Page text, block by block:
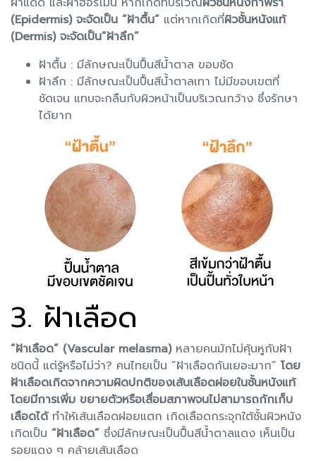
(Epidermis) จะจัดเป็น “ฝ้าตื้น” แต่หากเกิดที่ผิวชั้นหนังแท้
(Dermis) จะจัดเป็น“ฝ้าลึก”
ฝ้าตื้น : มีลักษณะเป็นปื้นสีน้ำตาล ขอบชัด
ฝ้าลึก : มีลักษณะเป็นปื้นสีน้ำตาลเทา ไม่มีขอบเขตที่
ชัดเจน แทบจะกลืนกับผิวหน้าเป็นบริเวณกว้าง ซึ่งรักษา
ได้ยาก
3. ฝ้าเลือด
“ฝ้าเลือด” (Vascular melasma)หลายคนมักไม่คุ้นหูกับฝ้า
ชนิดนี้ แต่รู้หรือไม่ว่า? คนไทยเป็น “ฝ้าเลือดกันเยอะมาก” โดย
ฝ้าเลือดเกิดจากความผิดปกติของเส้นเลือดฝอยในชั้นหนังแท้
โดยมีการเพิ่ม ขยายตัวหรือเสื่อมสภาพจนไม่สามารถกักเก็บ
เลือดได้ทำให้เส้นเลือดฝอยแตก เกิดเลือดกระจุกใต้ชั้นผิวหนัง
เกิดเป็น “ฝ้าเลือด” ซึ่งมีลักษณะเป็นปื้นสีน้ำตาลแดง เห็นเป็น
รอยแดง ๆ คล้ายเส้นเลือด